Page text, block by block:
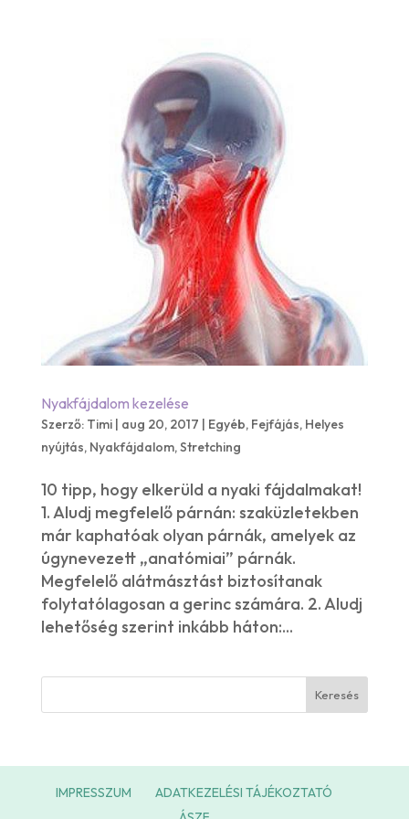
Nyakfájdalom kezelése
Szerző: Timi| aug 20, 2017 Egyéb, Fejfájás, Helyes
nyújtás, Nyakfájdalom,Stretching
10 tipp, hogy elkerüld a nyaki fájdalmakat!
1. Aludj megfelelő párnán: szaküzletekben
már kaphatóak olyan párnák, amelyek az
úgynevezett „anatómiai” párnák.
Megfelelő alátmásztást biztosítanak
folytatólagosan a gerinc számára. 2. Aludj
lehetőség szerint inkább háton:...
IMPRESSZUM
ADATKEZELÉSI TÁJÉKOZTATÓ